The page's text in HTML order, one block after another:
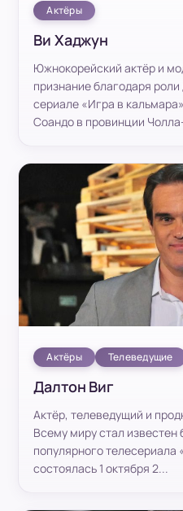
Актёры
Ви Хаджун
Южнокорейский актёр и
признание благодаря
сериале «Игра в
Соандо в провинции
Актёры Телеведущие
Далтон Виг
Актёр, телеведущий и
Всему миру стал
популярного телесериала
состоялась 1 октября 2...